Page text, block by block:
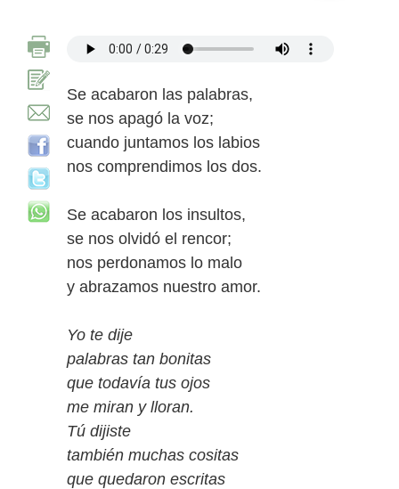
Se acabaron las palabras,
se nos apagó la voz;
cuando juntamos los labios
nos comprendimos los dos.
Se acabaron los insultos,
se nos olvidó el rencor;
nos perdonamos lo malo
y abrazamos nuestro amor.
Yo te dije
palabras tan bonitas
que todavía tus ojos
me miran y lloran.
Tú dijiste
también muchas cositas
que quedaron escritas